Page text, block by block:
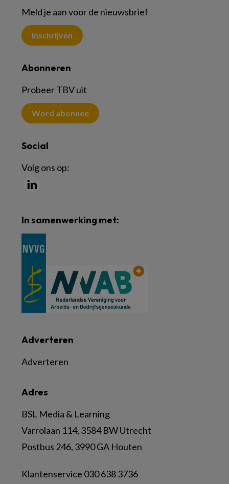
Meld je aan voor de nieuwsbrief
Inschrijven
Abonneren
Probeer TBV uit
Word abonnee
Social
Volg ons op:
Adres
BSL Media & Learning
Varrolaan 114, 3584 BW Utrecht
Postbus 246, 3990 GA Houten
Klantenservice 030 638 3736
Adverteren
Adverteren
In samenwerking met: